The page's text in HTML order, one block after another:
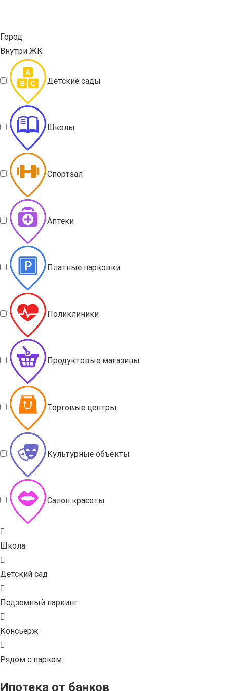
Город
Внутри ЖК
Детские сады
Школы
Спортзал
Аптеки
Платные парковки
Поликлиники
Продуктовые магазины
Торговые центры
Культурные объекты
Салон красоты
Школа
Детский сад
Подземный паркинг
Консьерж
Рядом с парком
Ипотека от банков